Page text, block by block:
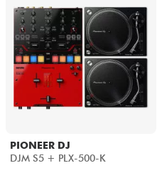
Bundle
Sehen Sie sich
PIONEER DJ
DJM S5 + PLX-500-K